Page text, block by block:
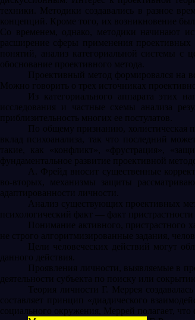
техники. Методики создавались в разное
концепций. Кроме того, их возникновение
Со временем, однако, методики начинают
расширение сферы применения проективных
понятий, анализ категориальной системы с
обоснование проективного метода.
Проективный метод формировался на
Можно говорить о трех источниках
Из категориального аппарата этих
исследования и частные схемы анализа
приблизительность многих ее постулатов.
По общему признанию, холистическая
вклад психоанализа, так что последний
такие, как «конфликт», «фрустрация»,
фундаментальное развитие проективной
А. Фрейд вносит существенные
во-вторых, механизмы защиты
адаптированности личности.
Анализ существующих проективных
психологический факт — факт
Понимание активного, пристрастного
не строго алгоритмизированные задания,
Цели человеческих действий могут
данного действия.
Проявления личности, выявляемые в
деятельности субъекта по поиску или
Теория личности Г. Меррея
составляет принцип «диадического
социального окружения, Меррей полагает,